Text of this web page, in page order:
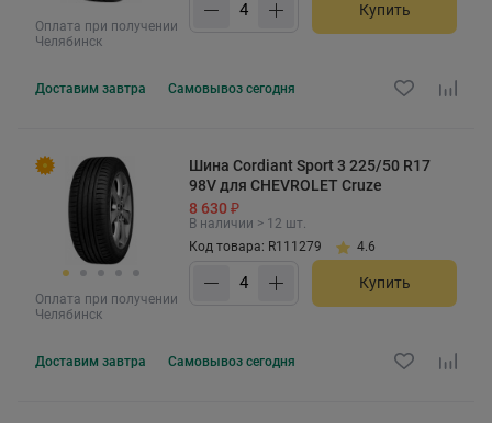
Оплата при получении
Челябинск
Купить
Доставим завтра Самовывоз сегодня
Оплата при получении
Челябинск
Шина Cordiant Sport 3 225/50 R17
98V для CHEVROLET Cruze
8 630 ₽
В наличии > 12 шт.
Код товара: R111279
4.6
Купить
Доставим завтра Самовывоз сегодня